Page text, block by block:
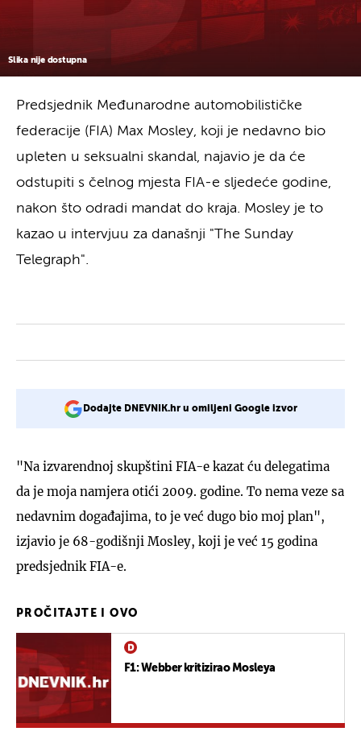
Slika nije dostupna
Predsjednik Međunarodne automobilističke
federacije (FIA) Max Mosley, koji je nedavno bio
upleten u seksualni skandal, najavio je da će
odstupiti s čelnog mjesta FIA-e sljedeće godine,
nakon što odradi mandat do kraja. Mosley je to
kazao u intervjuu za današnji "The Sunday
Telegraph".
Dodajte DNEVNIK.hr u omiljeni Google izvor
"Na izvarendnoj skupštini FIA-e kazat ću delegatima
da je moja namjera otići 2009. godine. To nema veze sa
nedavnim događajima, to je već dugo bio moj plan",
izjavio je 68-godišnji Mosley, koji je već 15 godina
predsjednik FIA-e.
PROČITAJTE I OVO
F1: Webber kritizirao Mosleya